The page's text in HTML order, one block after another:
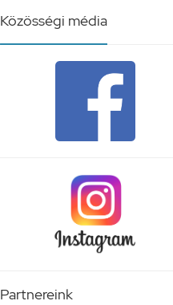
Közösségi média
Partnereink